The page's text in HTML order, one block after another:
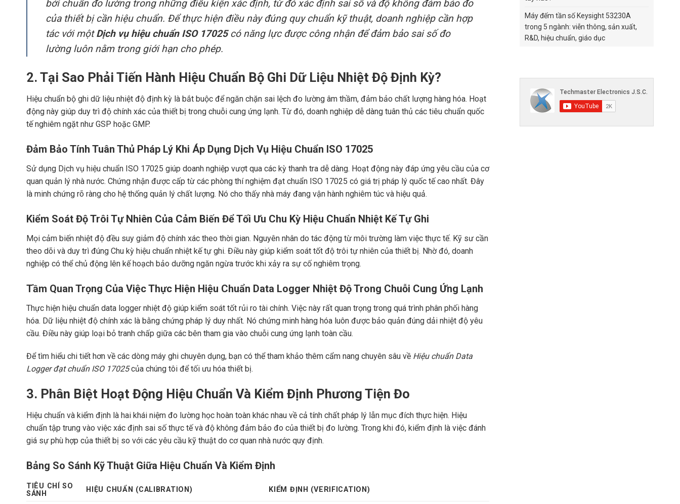
bởi chuẩn đo lường trong những điều kiện xác định, từ đó xác định sai số và độ không đảm bảo đo
của thiết bị cần hiệu chuẩn. Để thực hiện điều này đúng quy chuẩn kỹ thuật, doanh nghiệp cần hợp
tác với mộtDịch vụ hiệu chuẩn ISO 17025có năng lực được công nhận để đảm bảo sai số đo
lường luôn nằm trong giới hạn cho phép.
2. Tại Sao Phải Tiến Hành Hiệu Chuẩn Bộ Ghi Dữ Liệu Nhiệt Độ Định Kỳ?
Hiệu chuẩn bộ ghi dữ liệu nhiệt độ định kỳ là bắt buộc để ngăn chặn sai lệch đo lường âm thầm, đảm bảo chất lượng hàng hóa. Hoạt
động này giúp duy trì độ chính xác của thiết bị trong chuỗi cung ứng lạnh. Từ đó, doanh nghiệp dễ dàng tuân thủ các tiêu chuẩn quốc
tế nghiêm ngặt như GSP hoặc GMP.
Đảm Bảo Tính Tuân Thủ Pháp Lý Khi Áp Dụng Dịch Vụ Hiệu Chuẩn ISO 17025
Sử dụng Dịch vụ hiệu chuẩn ISO 17025 giúp doanh nghiệp vượt qua các kỳ thanh tra dễ dàng. Hoạt động này đáp ứng yêu cầu của cơ
quan quản lý nhà nước. Chứng nhận được cấp từ các phòng thí nghiệm đạt chuẩn ISO 17025 có giá trị pháp lý quốc tế cao nhất. Đây
là minh chứng rõ ràng cho hệ thống quản lý chất lượng. Nó cho thấy nhà máy đang vận hành nghiêm túc và hiệu quả.
Kiểm Soát Độ Trôi Tự Nhiên Của Cảm Biến Để Tối Ưu Chu Kỳ Hiệu Chuẩn Nhiệt Kế Tự Ghi
Mọi cảm biến nhiệt độ đều suy giảm độ chính xác theo thời gian. Nguyên nhân do tác động từ môi trường làm việc thực tế. Kỹ sư cần
theo dõi và duy trì đúng Chu kỳ hiệu chuẩn nhiệt kế tự ghi. Điều này giúp kiểm soát tốt độ trôi tự nhiên của thiết bị. Nhờ đó, doanh
nghiệp có thể chủ động lên kế hoạch bảo dưỡng ngăn ngừa trước khi xảy ra sự cố nghiêm trọng.
Tầm Quan Trọng Của Việc Thực Hiện Hiệu Chuẩn Data Logger Nhiệt Độ Trong Chuỗi Cung Ứng Lạnh
Thực hiện hiệu chuẩn data logger nhiệt độ giúp kiểm soát tốt rủi ro tài chính. Việc này rất quan trọng trong quá trình phân phối hàng
hóa. Dữ liệu nhiệt độ chính xác là bằng chứng pháp lý duy nhất. Nó chứng minh hàng hóa luôn được bảo quản đúng dải nhiệt độ yêu
cầu. Điều này giúp loại bỏ tranh chấp giữa các bên tham gia vào chuỗi cung ứng lạnh toàn cầu.
Để tìm hiểu chi tiết hơn về các dòng máy ghi chuyên dụng, bạn có thể tham khảo thêm cẩm nang chuyên sâu về Hiệu chuẩn Data
Logger đạt chuẩn ISO 17025của chúng tôi để tối ưu hóa thiết bị.
3. Phân Biệt Hoạt Động Hiệu Chuẩn Và Kiểm Định Phương Tiện Đo
Hiệu chuẩn và kiểm định là hai khái niệm đo lường học hoàn toàn khác nhau về cả tính chất pháp lý lẫn mục đích thực hiện. Hiệu
chuẩn tập trung vào việc xác định sai số thực tế và độ không đảm bảo đo của thiết bị đo lường. Trong khi đó, kiểm định là việc đánh
giá sự phù hợp của thiết bị so với các yêu cầu kỹ thuật do cơ quan nhà nước quy định.
Bảng So Sánh Kỹ Thuật Giữa Hiệu Chuẩn Và Kiểm Định
TIÊU CHÍ SO
SÁNH
HIỆU CHUẨN (CALIBRATION) KIỂM ĐỊNH (VERIFICATION)
Máy đếm tần số Keysight 53230A
trong 5 ngành: viễn thông, sản xuất,
R&D, hiệu chuẩn, giáo dục